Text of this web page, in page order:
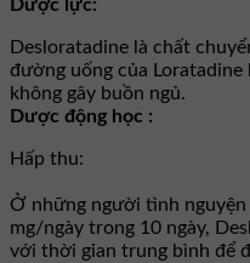
Dược lực:
Desloratadine là chất
đường uống của Loratadine
không gây buồn ngủ.
Dược động học :
Hấp thu:
Ở những người tình nguyện
mg/ngày trong 10 ngày,
với thời gian trung bình để